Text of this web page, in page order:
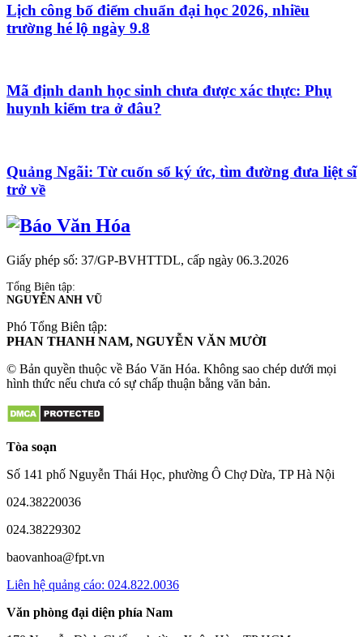
Lịch công bố điểm chuẩn đại học 2026, nhiều
trường hé lộ ngày 9.8
Mã định danh học sinh chưa được xác thực: Phụ
huynh kiểm tra ở đâu?
Quảng Ngãi: Từ cuốn sổ ký ức, tìm đường đưa liệt sĩ
trở về
Giấy phép số: 37/GP-BVHTTDL, cấp ngày 06.3.2026
Tổng Biên tập:
NGUYỄN ANH VŨ
Phó Tổng Biên tập:
PHAN THANH NAM, NGUYỄN VĂN MƯỜI
© Bản quyền thuộc về Báo Văn Hóa. Không sao chép dưới mọi
hình thức nếu chưa có sự chấp thuận bằng văn bản.
Tòa soạn
Số 141 phố Nguyễn Thái Học, phường Ô Chợ Dừa, TP Hà Nội
024.38220036
024.38229302
baovanhoa@fpt.vn
Liên hệ quảng cáo: 024.822.0036
Văn phòng đại diện phía Nam